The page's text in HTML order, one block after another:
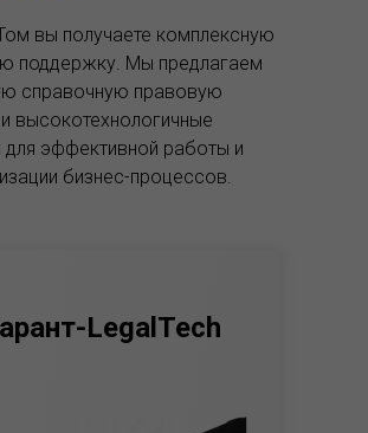
вы получаете комплексную
поддержку. Мы предлагаем
справочную правовую
высокотехнологичные
для эффективной работы и
бизнес-процессов.
LegalTech